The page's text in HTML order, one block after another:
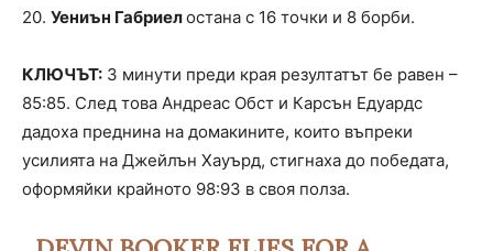
20. Уениън Габриелостана с 16 точки и 8 борби.
КЛЮЧЪТ: 3 минути преди края резултатът бе равен –
85:85. След това Андреас Обст и Карсън Едуардс
дадоха преднина на домакините, които въпреки
усилията на Джейлън Хауърд, стигнаха до победата,
оформяйки крайното 98:93 в своя полза.